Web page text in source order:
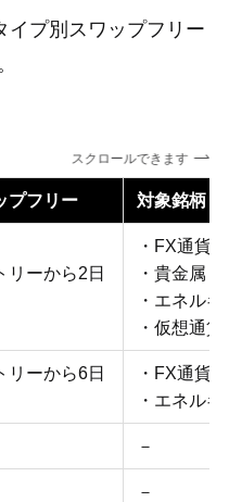
イプ別スワップフリー
スクロールできます
プフリー 対象銘柄
リーから2日
・FX通貨
・貴金属
・エネルギ
・仮想通貨
リーから6日
・FX通貨
・エネルギ
－
－